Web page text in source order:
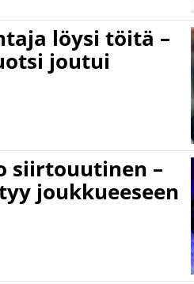
löysi töitä –
joutui
siirtouutinen –
joukkueeseen